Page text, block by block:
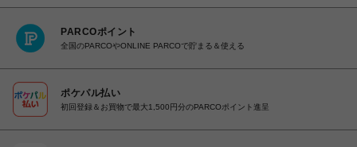
PARCOポイント
全国のPARCOやONLINE PARCOで貯まる＆使える
ポケパル払い
初回登録＆お買物で最大1,500円分のPARCOポイント進呈